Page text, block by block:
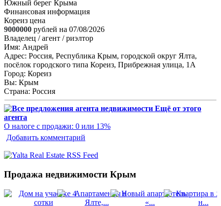
Южный берег Крыма
Финансовая информация
Кореиз цена
9000000 рублей на 07/08/2026
Владелец / агент / риэлтор
Имя: Андрей
Адрес: Россия, Республика Крым, городской округ Ялта,
посёлок городского типа Кореиз, Прибрежная улица, 1А
Город: Кореиз
Вы: Крым
Страна: Россия
Ещё от этого
агента
О налоге с продажи: 0 или 13%
Добавить комментарий
Продажа недвижимости Крым